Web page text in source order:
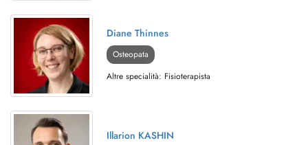
Diane Thinnes
Osteopata
Altre specialità: Fisioterapista
Illarion KASHIN